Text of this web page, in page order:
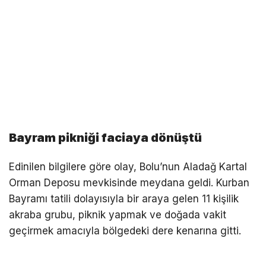
Bayram pikniği faciaya dönüştü
Edinilen bilgilere göre olay, Bolu’nun Aladağ Kartal
Orman Deposu mevkisinde meydana geldi. Kurban
Bayramı tatili dolayısıyla bir araya gelen 11 kişilik
akraba grubu, piknik yapmak ve doğada vakit
geçirmek amacıyla bölgedeki dere kenarına gitti.